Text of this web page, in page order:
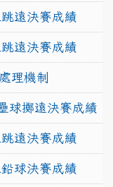
遠決賽成績
遠決賽成績
理機制
球擲遠決賽成績
遠決賽成績
球決賽成績